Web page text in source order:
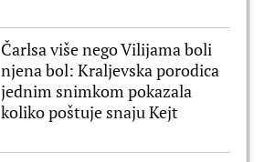
Čarlsa više nego Vilijama boli
njena bol: Kraljevska porodica
jednim snimkom pokazala
koliko poštuje snaju Kejt